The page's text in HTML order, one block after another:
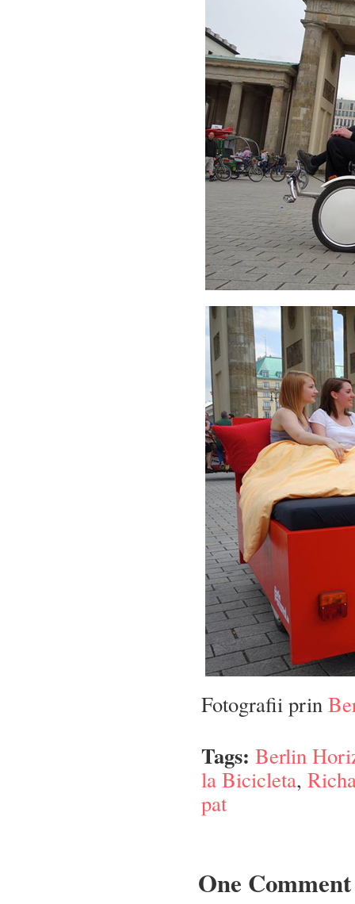
Fotografii prin
Tags: Berlin
la Bicicleta,
pat
One Comment